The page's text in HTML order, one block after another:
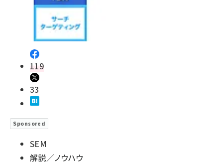
119
33
Sponsored
SEM
解説／ノウハウ